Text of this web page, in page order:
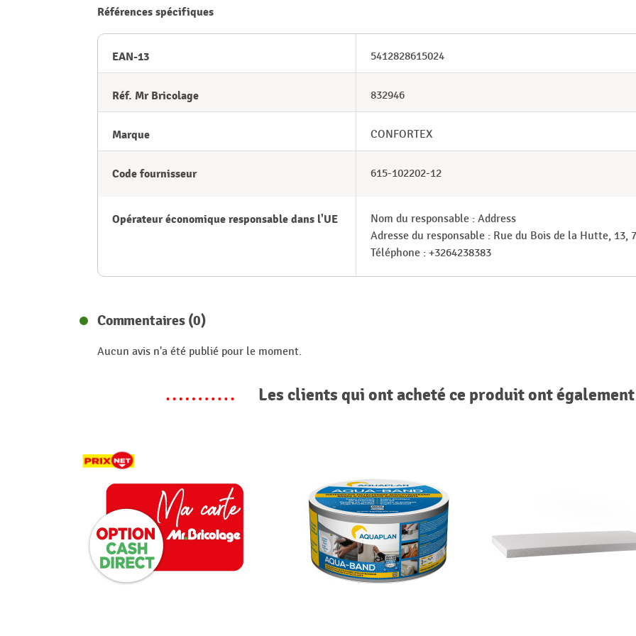
Références spécifiques
EAN-13 5412828615024
Réf. Mr Bricolage 832946
Marque CONFORTEX
Code fournisseur 615-102202-12
Opérateur économique responsable dans l'UE
Nom du responsable : Address
Adresse du responsable : Rue du Bois de la Hutte, 13,
Téléphone : +3264238383
Commentaires (0)
Aucun avis n'a été publié pour le moment.
Les clients qui ont acheté ce produit ont